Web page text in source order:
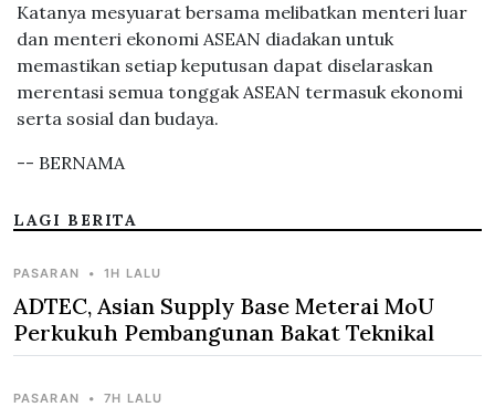
Katanya mesyuarat bersama melibatkan menteri luar
dan menteri ekonomi ASEAN diadakan untuk
memastikan setiap keputusan dapat diselaraskan
merentasi semua tonggak ASEAN termasuk ekonomi
serta sosial dan budaya.
-- BERNAMA
LAGI BERITA
PASARAN • 1H LALU
ADTEC, Asian Supply Base Meterai MoU
Perkukuh Pembangunan Bakat Teknikal
PASARAN • 7H LALU